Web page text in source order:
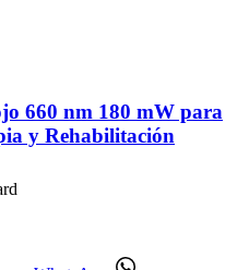
660 nm 180 mW para
y Rehabilitación